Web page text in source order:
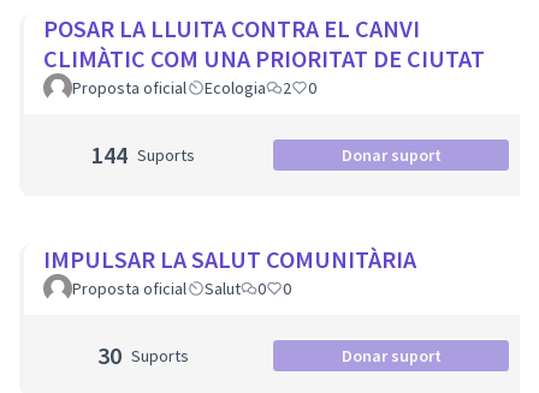
POSAR LA LLUITA CONTRA EL CANVI
CLIMÀTIC COM UNA PRIORITAT DE CIUTAT
Proposta oficial Ecologia 2 0
144 Suports Donar suport
IMPULSAR LA SALUT COMUNITÀRIA
Proposta oficial Salut 0 0
30 Suports Donar suport